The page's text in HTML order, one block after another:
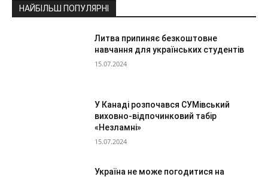
НАЙБІЛЬШ ПОПУЛЯРНІ
Литва припиняє безкоштовне
навчання для українських студентів
15.07.2024
У Канаді розпочався СУМівський
виховно-відпочинковий табір
«Незламні»
15.07.2024
Україна не може погодитися на